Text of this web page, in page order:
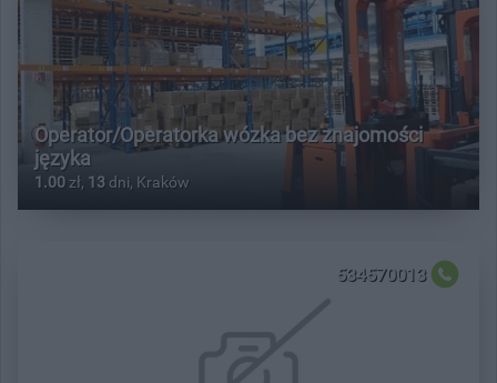
Operator/Operatorka wózka bez znajomości
języka
1.00 zł, 13 dni, Kraków
534570013